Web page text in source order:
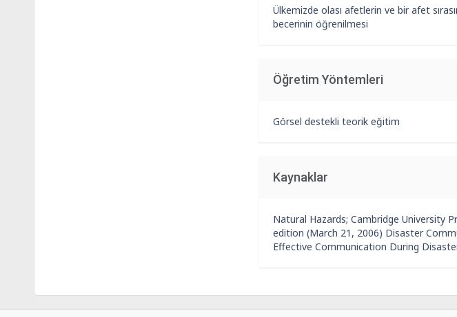
Ülkemizde olası afetlerin ve bir afet
becerinin öğrenilmesi
Öğretim Yöntemleri
Görsel destekli teorik eğitim
Kaynaklar
Natural Hazards; Cambridge University
edition (March 21, 2006) Disaster
Effective Communication During